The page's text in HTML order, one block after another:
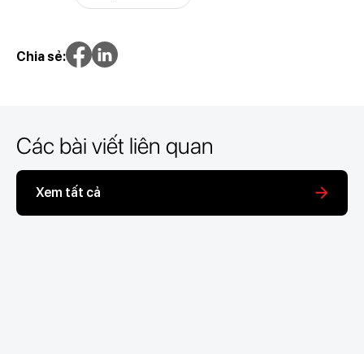
Chia sẻ:
Các bài viết liên quan
Xem tất cả